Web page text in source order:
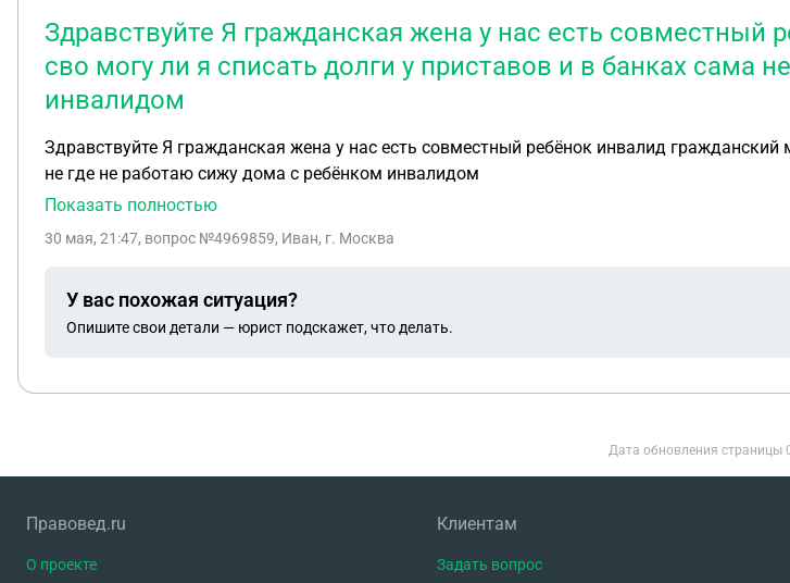
Здравствуйте Я гражданская жена у нас есть совместный
сво могу ли я списать долги у приставов и в банках сама
инвалидом
Здравствуйте Я гражданская жена у нас есть совместный ребёнок инвалид
не где не работаю сижу дома с ребёнком инвалидом
Показать полностью
30 мая, 21:47, вопрос №4969859, Иван, г. Москва
У вас похожая ситуация?
Опишите свои детали — юрист подскажет, что делать.
Дата обновления страницы
Правовед.ru
О проекте
Клиентам
Задать вопрос